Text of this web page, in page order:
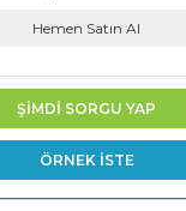
Hemen Satın Al
ŞİMDİ SORGU YAP
ÖRNEK İSTE